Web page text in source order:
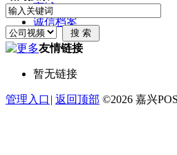
商城
诚信档案
友情链接
暂无链接
管理入口 | 返回顶部 ©2026 嘉兴